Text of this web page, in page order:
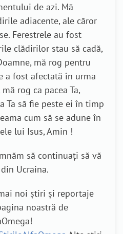
de azi. Mă
adiacente, ale căror
Ferestrele au fost
clădirilor stau să cadă,
mă rog pentru
a fost afectată în urma
rog ca pacea Ta,
Ta să fie peste ei în timp
cum să se adune în
lui Isus, Amin !
să continuați să vă
Ucraina.
noi știri și reportaje
noastră de